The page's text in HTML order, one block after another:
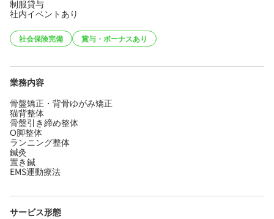
制服貸与
社内イベントあり
社会保険完備 賞与・ボーナスあり
業務内容
骨盤矯正・背骨ゆがみ矯正
猫背整体
骨盤引き締め整体
О脚整体
ランニング整体
鍼灸
置き鍼
EMS運動療法
サービス形態